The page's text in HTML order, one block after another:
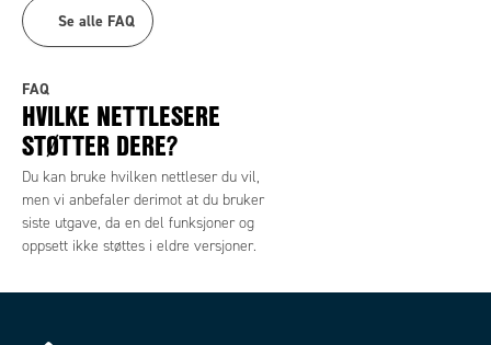
Se alle FAQ
FAQ
HVILKE NETTLESERE
STØTTER DERE?
Du kan bruke hvilken nettleser du vil,
men vi anbefaler derimot at du bruker
siste utgave, da en del funksjoner og
oppsett ikke støttes i eldre versjoner.